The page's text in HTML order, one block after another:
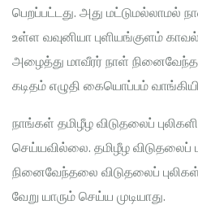
பெறப்பட்டது. அது மட்டுமல்லாமல்
உள்ள வவுனியா புளியங்குளம்
அழைத்து மாவீரர் நாள்
கடிதம் எழுதி கையொப்பம்
நாங்கள் தமிழீழ விடுதலைப்
செய்யவில்லை. தமிழீழ விடுதலைப்
நினைவேந்தலை விடுதலைப்
வேறு யாரும் செய்ய முடியாது.